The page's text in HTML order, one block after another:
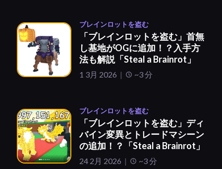
ブレインロットを盗む
「ブレインロットを盗む」首無
し基地がOGに追加！？入手方
法も解説「Steal a Brainrot」
1 3月 2026 ~3 分
ブレインロットを盗む
「ブレインロットを盗む」ディ
バイン変異とトレードマシーン
の追加！？「Steal a Brainrot」
24 2月 2026 ~3 分